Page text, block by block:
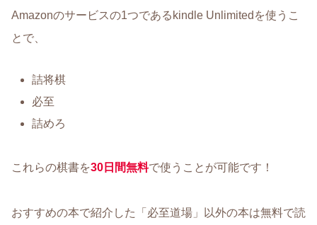
Amazonのサービスの1つであるkindle Unlimitedを使うこ
とで、
詰将棋
必至
詰めろ
これらの棋書を30日間無料で使うことが可能です！
おすすめの本で紹介した「必至道場」以外の本は無料で読